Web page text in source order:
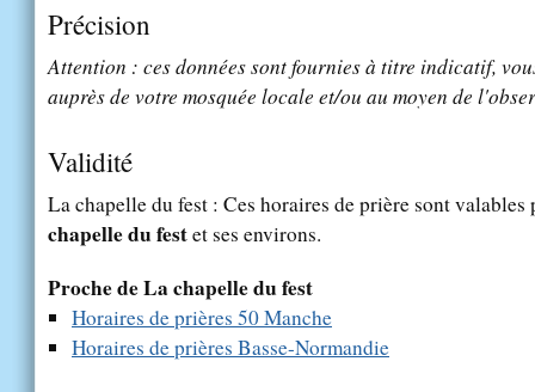
Précision
Attention : ces données sont fournies à titre indicatif,
auprès de votre mosquée locale et/ou au moyen de
Validité
La chapelle du fest : Ces horaires de prière sont
chapelle du festet ses environs.
Proche de La chapelle du fest
Horaires de prières 50 Manche
Horaires de prières Basse-Normandie